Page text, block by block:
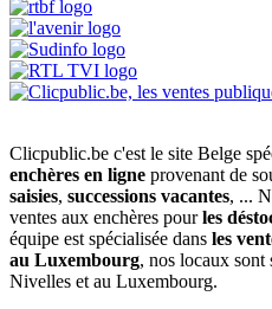
Clicpublic.be c'est le site Belge
enchères en ligne provenant de
saisies, successions vacantes, ...
ventes aux enchères pourles
équipe est spécialisée dans les
au Luxembourg, nos locaux sont
Nivelles et au Luxembourg.